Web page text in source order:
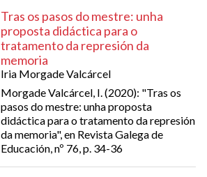
Tras os pasos do mestre: unha
proposta didáctica para o
tratamento da represión da
memoria
Iria Morgade Valcárcel
Morgade Valcárcel, I. (2020): "Tras os
pasos do mestre: unha proposta
didáctica para o tratamento da represión
da memoria", en Revista Galega de
Educación, nº 76, p. 34-36